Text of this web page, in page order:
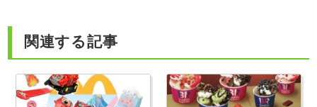
関連する記事